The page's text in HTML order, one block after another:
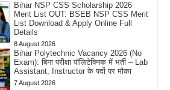
Bihar NSP CSS Scholarship 2026
Merit List OUT: BSEB NSP CSS Merit
List Download & Apply Online Full
Details
8 August 2026
Bihar Polytechnic Vacancy 2026 (No
Exam): बिना परीक्षा पॉलिटेक्निक में भर्ती – Lab
Assistant, Instructor के पदों पर मौका
7 August 2026